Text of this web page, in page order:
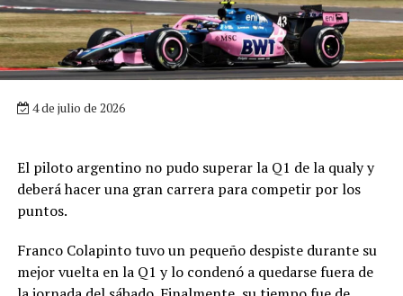
4 de julio de 2026
El piloto argentino no pudo superar la Q1 de la qualy y
deberá hacer una gran carrera para competir por los
puntos.
Franco Colapinto tuvo un pequeño despiste durante su
mejor vuelta en la Q1 y lo condenó a quedarse fuera de